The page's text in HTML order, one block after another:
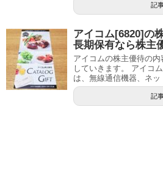
記
アイコム[6820]の
長期保有なら株主
アイコムの株主優待の
していきます。 アイコ
は、無線通信機器、ネッ
記